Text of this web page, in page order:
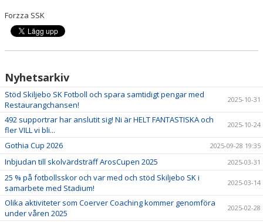
Forzza SSK
Nyhetsarkiv
Stöd Skiljebo SK Fotboll och spara samtidigt pengar med
Restaurangchansen!
2025-10-31
492 supportrar har anslutit sig! Ni är HELT FANTASTISKA och
fler VILL vi bli...
2025-10-24
Gothia Cup 2026 2025-09-28 19:35
Inbjudan till skolvärdsträff ArosCupen 2025 2025-03-31
25 % på fotbollsskor och var med och stöd Skiljebo SK i
samarbete med Stadium!
2025-03-14
Olika aktiviteter som Coerver Coaching kommer genomföra
under våren 2025
2025-02-28